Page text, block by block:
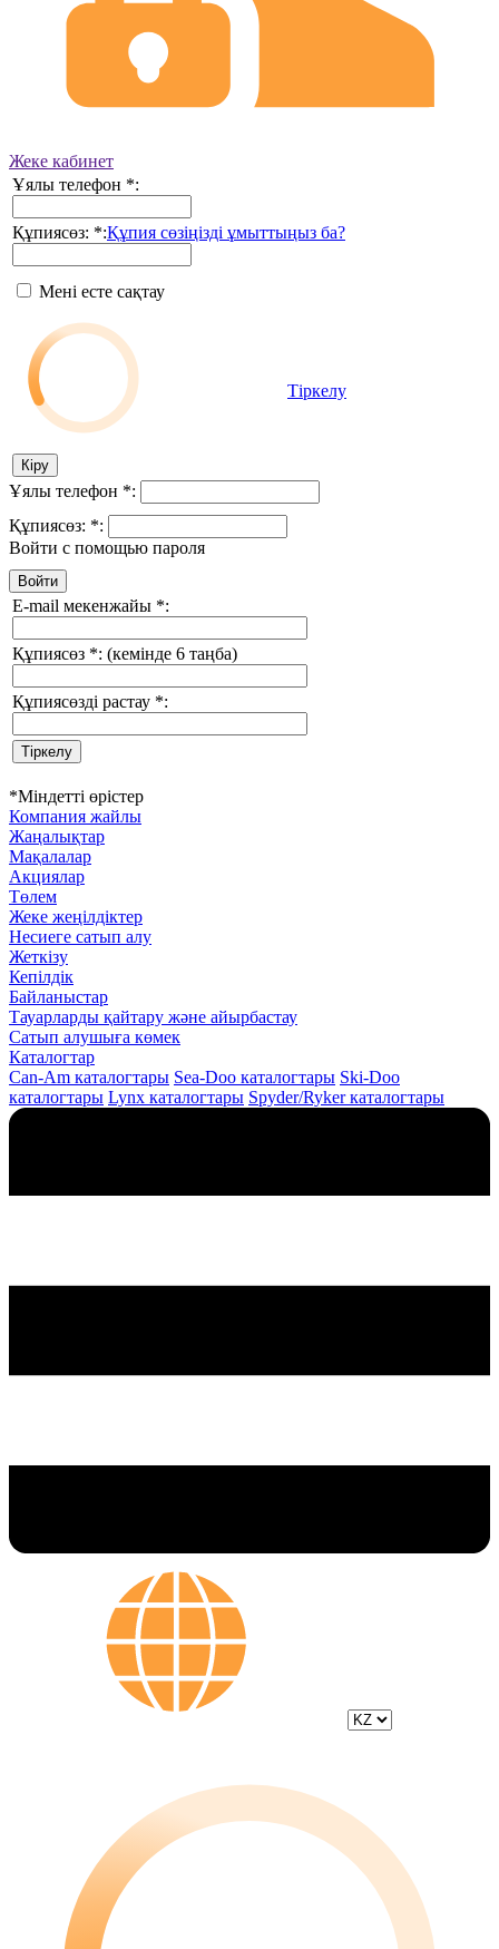
Жеке кабинет
Ұялы телефон *:
Құпиясөз: *:Құпия сөзіңізді ұмыттыңыз ба?
Мені есте сақтау
Тіркелу
Ұялы телефон *:
Құпиясөз: *:
Войти с помощью пароля
E-mail мекенжайы *:
Құпиясөз *: (кемінде 6 таңба)
Құпиясөзді растау *:
*Міндетті өрістер
Компания жайлы
Жаңалықтар
Мақалалар
Акциялар
Төлем
Жеке жеңілдіктер
Несиеге сатып алу
Жеткізу
Кепілдік
Байланыстар
Тауарларды қайтару және айырбастау
Сатып алушыға көмек
Каталогтар
Can-Am каталогтары Sea-Doo каталогтары Ski-Doo
каталогтары Lynx каталогтары Spyder/Ryker каталогтары